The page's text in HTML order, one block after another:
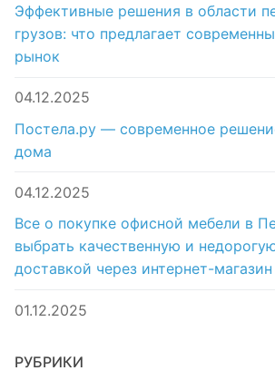
Эффективные решения в области
грузов: что предлагает
рынок
04.12.2025
Постела.ру — современное
дома
04.12.2025
Все о покупке офисной мебели в
выбрать качественную и
доставкой через интернет-магазин
01.12.2025
РУБРИКИ